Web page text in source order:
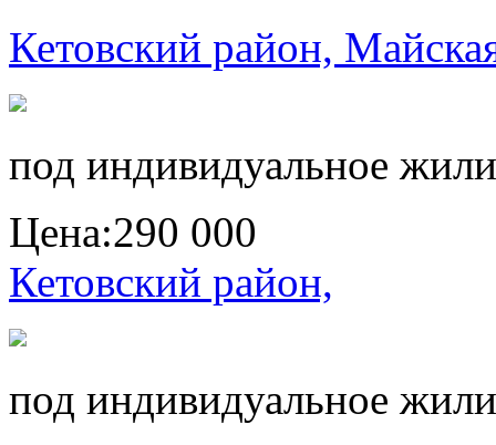
Кетовский район,
под индивидуальное
Цена:290 000
Кетовский район,
под индивидуальное